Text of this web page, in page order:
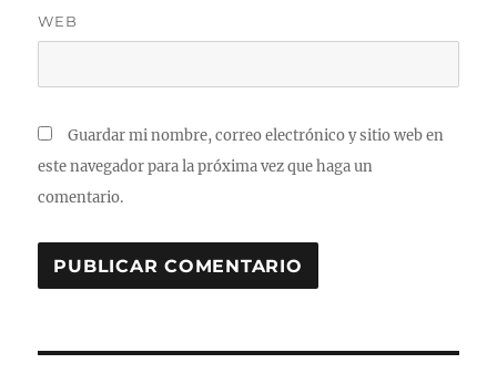
WEB
Guardar mi nombre, correo electrónico y sitio web en
este navegador para la próxima vez que haga un
comentario.